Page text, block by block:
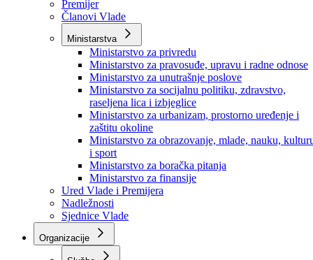
Vlada
Vlada BPK Goražde
Premijer
Članovi Vlade
Ministarstva
Ministarstvo za privredu
Ministarstvo za pravosuđe, upravu i radne odnose
Ministarstvo za unutrašnje poslove
Ministarstvo za socijalnu politiku, zdravstvo,
raseljena lica i izbjeglice
Ministarstvo za urbanizam, prostorno uređenje i
zaštitu okoline
Ministarstvo za obrazovanje, mlade, nauku,
i sport
Ministarstvo za boračka pitanja
Ministarstvo za finansije
Ured Vlade i Premijera
Nadležnosti
Sjednice Vlade